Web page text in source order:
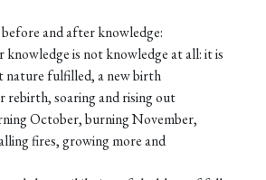
and after knowledge:
knowledge is not knowledge at all: it is
nature fulfilled, a new birth
rebirth, soaring and rising out
October, burning November,
fires, growing more and